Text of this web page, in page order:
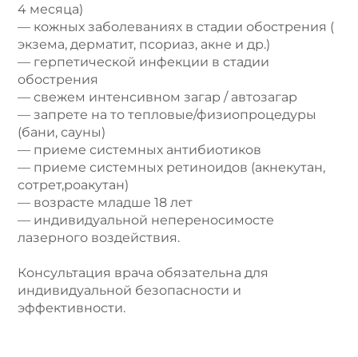
4 месяца)
— кожных заболеваниях в стадии обострения (
экзема, дерматит, псориаз, акне и др.)
— герпетической инфекции в стадии
обострения
— свежем интенсивном загар / автозагар
— запрете на то тепловые/физиопроцедуры
(бани, сауны)
— приеме системных антибиотиков
— приеме системных ретиноидов (акнекутан,
сотрет,роакутан)
— возрасте младше 18 лет
— индивидуальной непереносимосте
лазерного воздействия.
Консультация врача обязательна для
индивидуальной безопасности и
эффективности.